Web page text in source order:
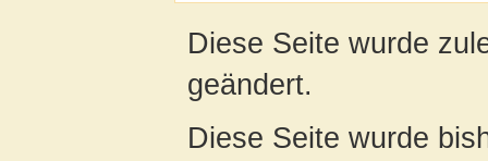
Diese Seite wurde
geändert.
Diese Seite wurde